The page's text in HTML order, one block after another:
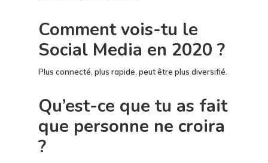
Comment vois-tu le
Social Media en 2020 ?
Plus connecté, plus rapide, peut être plus diversifié.
Qu’est-ce que tu as fait
que personne ne croira
?